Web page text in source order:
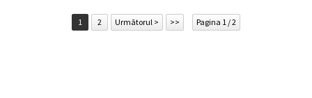
1 2 Următorul > >> Pagina 1 / 2